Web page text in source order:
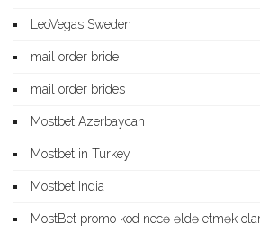
LeoVegas Sweden
mail order bride
mail order brides
Mostbet Azerbaycan
Mostbet in Turkey
Mostbet India
MostBet promo kod necə əldə etmək